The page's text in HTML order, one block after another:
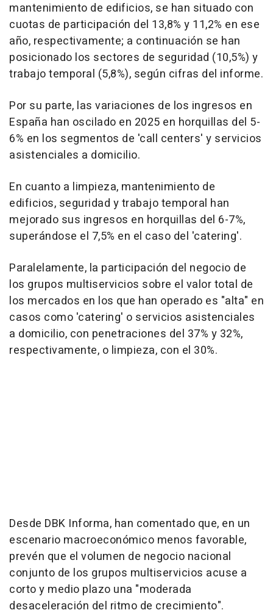
mantenimiento de edificios, se han situado con
cuotas de participación del 13,8% y 11,2% en ese
año, respectivamente; a continuación se han
posicionado los sectores de seguridad (10,5%) y
trabajo temporal (5,8%), según cifras del informe.
Por su parte, las variaciones de los ingresos en
España han oscilado en 2025 en horquillas del 5-
6% en los segmentos de 'call centers' y servicios
asistenciales a domicilio.
En cuanto a limpieza, mantenimiento de
edificios, seguridad y trabajo temporal han
mejorado sus ingresos en horquillas del 6-7%,
superándose el 7,5% en el caso del 'catering'.
Paralelamente, la participación del negocio de
los grupos multiservicios sobre el valor total de
los mercados en los que han operado es "alta" en
casos como 'catering' o servicios asistenciales
a domicilio, con penetraciones del 37% y 32%,
respectivamente, o limpieza, con el 30%.
Desde DBK Informa, han comentado que, en un
escenario macroeconómico menos favorable,
prevén que el volumen de negocio nacional
conjunto de los grupos multiservicios acuse a
corto y medio plazo una "moderada
desaceleración del ritmo de crecimiento".